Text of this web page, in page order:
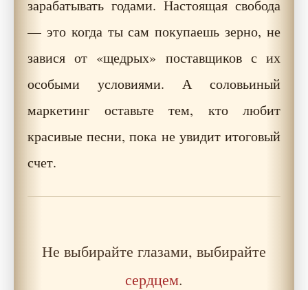
зарабатывать годами. Настоящая свобода
— это когда ты сам покупаешь зерно, не
завися от «щедрых» поставщиков с их
особыми условиями. А соловьиный
маркетинг оставьте тем, кто любит
красивые песни, пока не увидит итоговый
счет.
Не выбирайте глазами, выбирайте
сердцем.